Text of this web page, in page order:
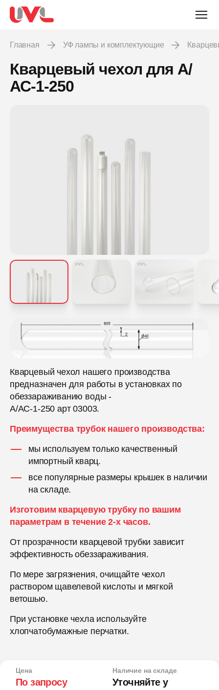
Главная УФ лампы и комплектующие
Кварцевый чехол для А/
АС-1-250
Кварцевый чехол нашего производства
предназначен для работы в установках по
обеззараживанию воды -
А/АС-1-250 арт 03003.
Преимущества трубок нашего производства:
мы используем только качественный
импортный кварц.
все популярные размеры крышек в наличии
на складе.
Изготовим кварцевую трубку по вашим
параметрам в течение 2-х часов.
От прозрачности кварцевой трубки зависит
эффективность обеззараживания.
По мере загрязнения, очищайте чехол
раствором щавелевой кислоты и мягкой
ветошью.
При установке чехла используйте
хлопчатобумажные перчатки.
Цена
По запросу
Наличие на складе
Уточняйте у